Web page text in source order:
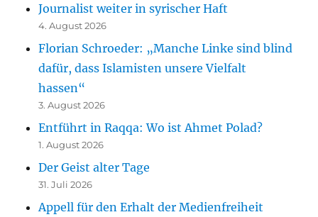
Journalist weiter in syrischer Haft
4. August 2026
Florian Schroeder: „Manche Linke sind blind
dafür, dass Islamisten unsere Vielfalt
hassen“
3. August 2026
Entführt in Raqqa: Wo ist Ahmet Polad?
1. August 2026
Der Geist alter Tage
31. Juli 2026
Appell für den Erhalt der Medienfreiheit